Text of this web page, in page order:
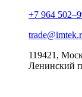
+7 964
119421,
Ленинский